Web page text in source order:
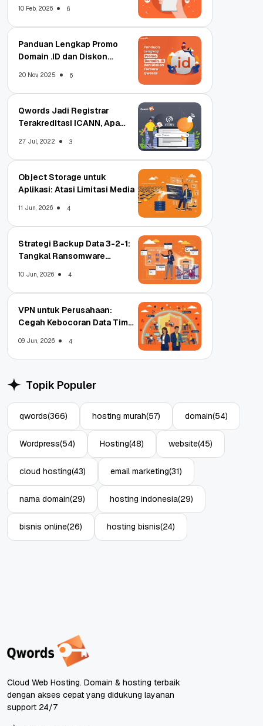
10 Feb, 2026 6
Panduan Lengkap Promo
Domain .ID dan Diskon
20 Nov, 2025 6
Qwords Jadi Registrar
Terakreditasi ICANN, Apa
27 Jul, 2022 3
Object Storage untuk
Aplikasi: Atasi Limitasi Media
11 Jun, 2026 4
Strategi Backup Data 3-2-1:
Tangkal Ransomware
10 Jun, 2026 4
VPN untuk Perusahaan:
Cegah Kebocoran Data Tim
09 Jun, 2026 4
Topik Populer
qwords(366) hosting murah(57) domain(54)
Wordpress(54) Hosting(48) website(45)
cloud hosting(43) email marketing(31)
nama domain(29) hosting indonesia(29)
bisnis online(26) hosting bisnis(24)
Cloud Web Hosting. Domain & hosting terbaik
dengan akses cepat yang didukung layanan
support 24/7